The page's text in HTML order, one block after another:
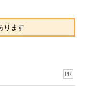
ります
PR